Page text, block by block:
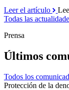
Leer el artículo
Todas las
Prensa
Últimos
Todos los
Protección de la